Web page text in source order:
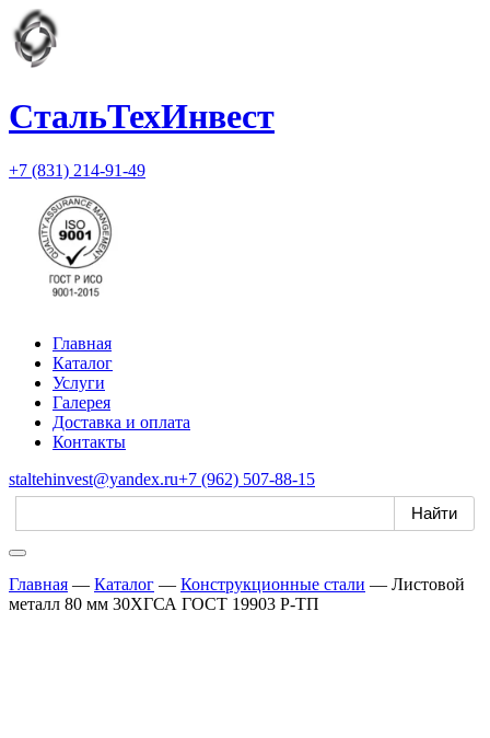
СтальТехИнвест
+7 (831) 214-91-49
Главная
Каталог
Услуги
Галерея
Доставка и оплата
Контакты
staltehinvest@yandex.ru+7 (962) 507-88-15
Главная — Каталог — Конструкционные стали — Листовой
металл 80 мм 30ХГСА ГОСТ 19903 Р-ТП